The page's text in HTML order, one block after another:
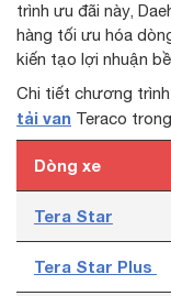
trình ưu đãi này,
hàng tối ưu hóa
kiến tạo lợi nhuận
Chi tiết chương
tải van Teraco
Dòng xe
Tera Star
Tera Star Plus